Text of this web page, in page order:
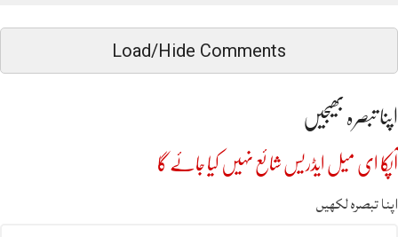
Load/Hide Comments
اپنا تبصرہ بھیجیں
آپکا ای میل ایڈریس شائع نہیں کیا جائے گا
اپنا تبصرہ لکھیں